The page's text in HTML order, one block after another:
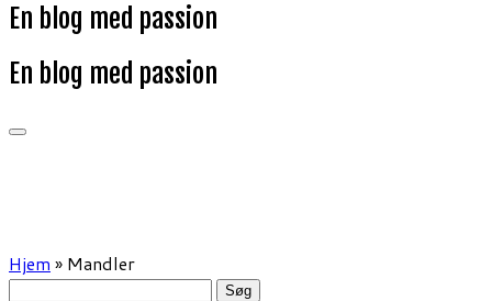
En blog med passion
En blog med passion
Hjem » Mandler
Søg